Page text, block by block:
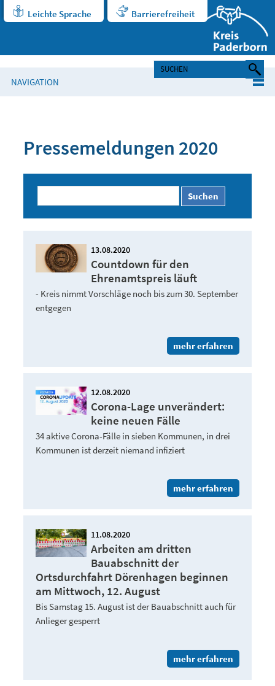
Leichte Sprache Barrierefreiheit
NAVIGATION
Pressemeldungen 2020
Suchen
13.08.2020
Countdown für den
Ehrenamtspreis läuft
- Kreis nimmt Vorschläge noch bis zum 30. September
entgegen
mehr erfahren
12.08.2020
Corona-Lage unverändert:
keine neuen Fälle
34 aktive Corona-Fälle in sieben Kommunen, in drei
Kommunen ist derzeit niemand infiziert
mehr erfahren
11.08.2020
Arbeiten am dritten
Bauabschnitt der
Ortsdurchfahrt Dörenhagen beginnen
am Mittwoch, 12. August
Bis Samstag 15. August ist der Bauabschnitt auch für
Anlieger gesperrt
mehr erfahren